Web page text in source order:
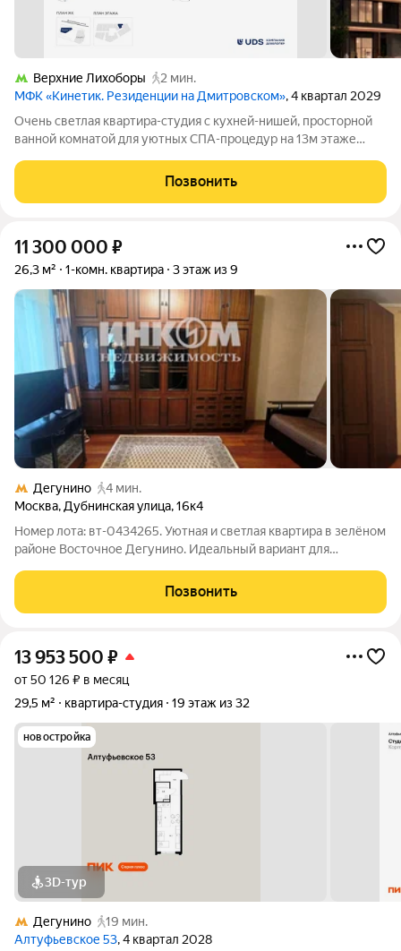
Верхние Лихоборы
2 мин.
МФК «Кинетик. Резиденции на Дмитровском», 4 квартал 2029
Очень светлая квартира-студия с кухней-нишей, просторной
ванной комнатой для уютных СПА-процедур на 13м этаже
Кинетик. Резиденции на Дмитровском в 1 минуте пешком от м.
Верхние Лихоборы. Вид на
Позвонить
11 300 000 ₽
26,3 м² 1-комн. квартира 3 этаж из 9
Дегунино
4 мин.
Москва, Дубнинская улица,16к4
Номер лота: вт-0434265. Уютная и светлая квартира в зелёном
районе Восточное Дегунино. Идеальный вариант для
с/у совмещенный, окна во двор. Этаж - 3 из 9 (комфортный
средний этаж).
Позвонить
13 953 500 ₽
от 50 126 ₽ в месяц
29,5 м²
квартира-студия 19 этаж из 32
новостройка
3D-тур
Дегунино
19 мин.
Алтуфьевское 53, 4 квартал 2028